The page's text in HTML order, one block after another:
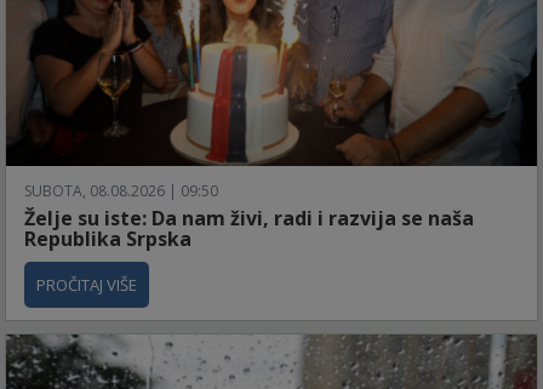
SUBOTA, 08.08.2026 | 09:50
Želje su iste: Da nam živi, radi i razvija se naša
Republika Srpska
PROČITAJ VIŠE